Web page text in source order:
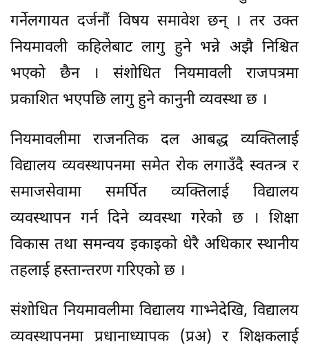
गर्नेलगायत दर्जनौं विषय समावेश छन् । तर उक्त
नियमावली कहिलेबाट लागु हुने भन्ने अझै निश्चित
भएको छैन । संशोधित नियमावली राजपत्रमा
प्रकाशित भएपछि लागु हुने कानुनी व्यवस्था छ ।
नियमावलीमा राजनतिक दल आबद्ध व्यक्तिलाई
विद्यालय व्यवस्थापनमा समेत रोक लगाउँदै स्वतन्त्र र
समाजसेवामा समर्पित व्यक्तिलाई विद्यालय
व्यवस्थापन गर्न दिने व्यवस्था गरेको छ । शिक्षा
विकास तथा समन्वय इकाइको धेरै अधिकार स्थानीय
तहलाई हस्तान्तरण गरिएको छ ।
संशोधित नियमावलीमा विद्यालय गाभ्नेदेखि, विद्यालय
व्यवस्थापनमा प्रधानाध्यापक (प्रअ) र शिक्षकलाई